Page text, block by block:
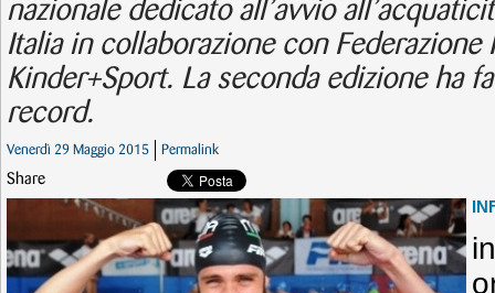
nazionale dedicato all’avvio
Italia in collaborazione con Federazione
Kinder+Sport. La seconda edizione ha
record.
Venerdì 29 Maggio 2015 Permalink
Share